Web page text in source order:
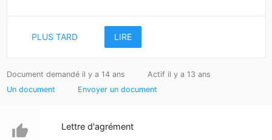
PLUS TARD LIRE
Document demandé il y a 14 ans
Actif il y a 13 ans
Un document
Envoyer un document
thumb_up Lettre d'agrément